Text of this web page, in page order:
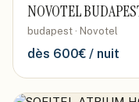
NOVOTEL
budapest · Novotel
dès 600€ / nuit